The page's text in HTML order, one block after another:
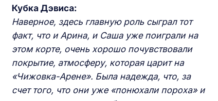
Кубка Дэвиса:
Наверное, здесь главную роль сыграл тот
факт, что и Арина, и Саша уже поиграли на
этом корте, очень хорошо почувствовали
покрытие, атмосферу, которая царит на
«Чижовка-Арене». Была надежда, что, за
счет того, что они уже «понюхали пороха» и